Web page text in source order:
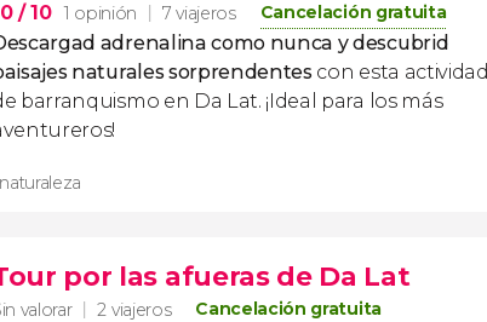
/ 10 1 opinión 7 viajeros Cancelación gratuita
adrenalina como nunca y descubrid
naturales sorprendentescon esta actividad
barranquismo en Da Lat. ¡Ideal para los más
por las afueras de Da Lat
valorar 2 viajeros Cancelación gratuita